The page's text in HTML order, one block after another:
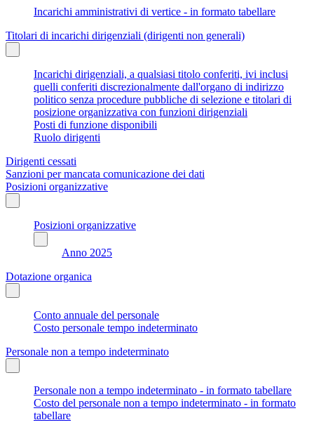
Incarichi amministrativi di vertice - in formato tabellare
Titolari di incarichi dirigenziali (dirigenti non generali)
Incarichi dirigenziali, a qualsiasi titolo conferiti, ivi inclusi
quelli conferiti discrezionalmente dall'organo di indirizzo
politico senza procedure pubbliche di selezione e titolari di
posizione organizzativa con funzioni dirigenziali
Posti di funzione disponibili
Ruolo dirigenti
Dirigenti cessati
Sanzioni per mancata comunicazione dei dati
Posizioni organizzative
Posizioni organizzative
Anno 2025
Dotazione organica
Conto annuale del personale
Costo personale tempo indeterminato
Personale non a tempo indeterminato
Personale non a tempo indeterminato - in formato tabellare
Costo del personale non a tempo indeterminato - in formato
tabellare